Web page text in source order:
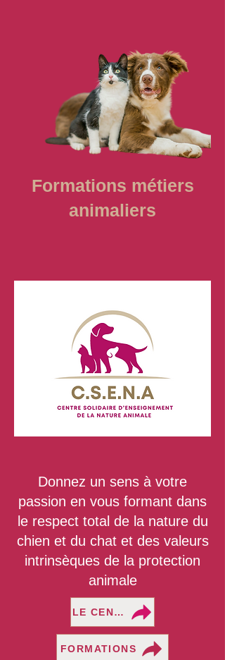
Formations métiers
animaliers
Donnez un sens à votre
passion en vous formant dans
le respect total de la nature du
chien et du chat et des valeurs
intrinsèques de la protection
animale
LE CENTRE
FORMATIONS